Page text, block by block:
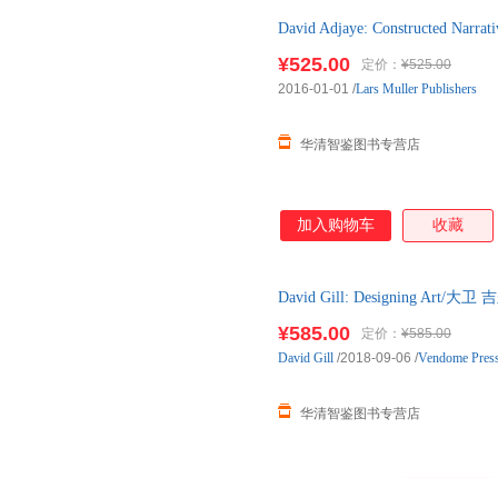
David Adjaye: Constructed
¥525.00 定价： ¥525.00
华清智鉴图书专营店
2016-01-01 /Lars Muller Publishers
加入购物车 收藏
David Gill: Designing Art/大卫
¥585.00 定价： ¥585.00
华清智鉴图书专营店
David Gill /2018-09-06 /Vendome